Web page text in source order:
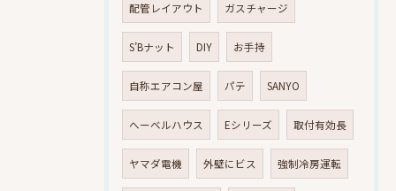
配管レイアウト ガスチャージ
S’Bナット DIY お手持
自称エアコン屋 パテ SANYO
へーベルハウス Eシリーズ 取付有効長
ヤマダ電機 外壁にビス 強制冷房運転